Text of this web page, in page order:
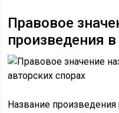
Правовое
произведения
Название произведения